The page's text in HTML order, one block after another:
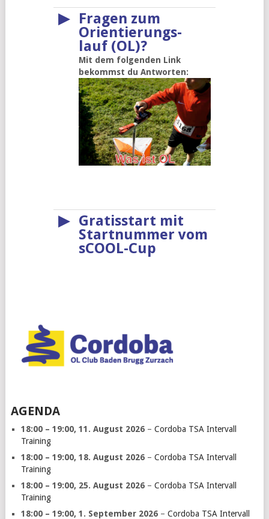
▶
Fragen zum
Orientierungs-
lauf (OL)?
Mit dem folgenden Link
bekommst du Antworten:
▶
Gratisstart mit
Startnummer vom
sCOOL-Cup
AGENDA
18:00 – 19:00, 11. August 2026– Cordoba TSA Intervall
Training
18:00 – 19:00, 18. August 2026– Cordoba TSA Intervall
Training
18:00 – 19:00, 25. August 2026– Cordoba TSA Intervall
Training
18:00 – 19:00, 1. September 2026– Cordoba TSA Intervall